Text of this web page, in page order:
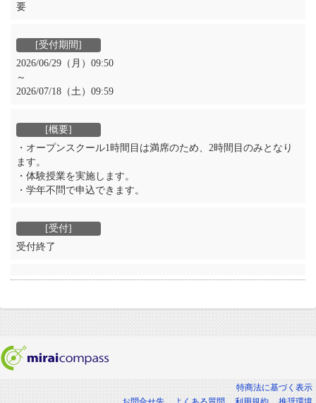
要
2026/06/29（月）09:50
～
2026/07/18（土）09:59
・オープンスクール1時間目は満席のため、2時間目のみとなり
ます。
・体験授業を実施します。
・学年不問で申込できます。
受付終了
特商法に基づく表示